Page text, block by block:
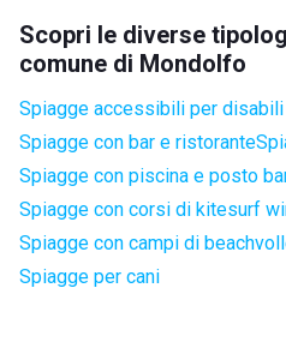
Scopri le diverse
comune di Mondolfo
Spiagge accessibili per disabili
Spiagge con bar e ristorante
Spiagge con piscina e posto
Spiagge con corsi di kitesurf
Spiagge con campi di
Spiagge per cani